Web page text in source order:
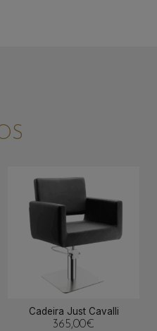
Cadeira Just Cavalli
365,00€